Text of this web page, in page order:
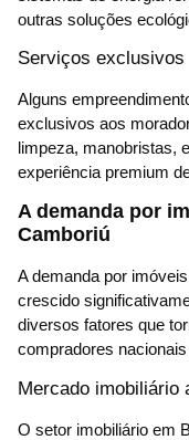
outras soluções
Serviços exclusivos
Alguns
exclusivos aos
limpeza, manobristas,
experiência premium
A demanda por
Camboriú
A demanda por
crescido
diversos fatores que
compradores
Mercado imobiliário
O setor imobiliário em